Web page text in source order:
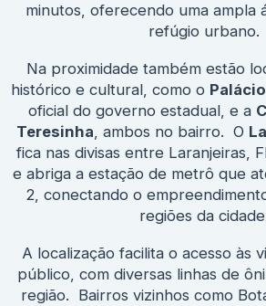
minutos, oferecendo uma ampla
refúgio urbano.
Na proximidade também estão
histórico e cultural, como o
oficial do governo estadual, e a
Teresinha, ambos no bairro. O
fica nas divisas entre Laranjeiras,
e abriga a estação de metrô que
2, conectando o
regiões da
A localização facilita o acesso às
público, com diversas linhas de
região. Bairros vizinhos como